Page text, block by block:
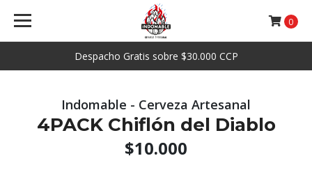
Despacho Gratis sobre $30.000 CCP
0
Indomable - Cerveza Artesanal
4PACK Chiflón del Diablo
$10.000